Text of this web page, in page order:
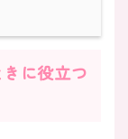
に役立つ